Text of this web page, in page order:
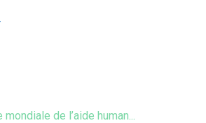
mondiale de l’aide human...